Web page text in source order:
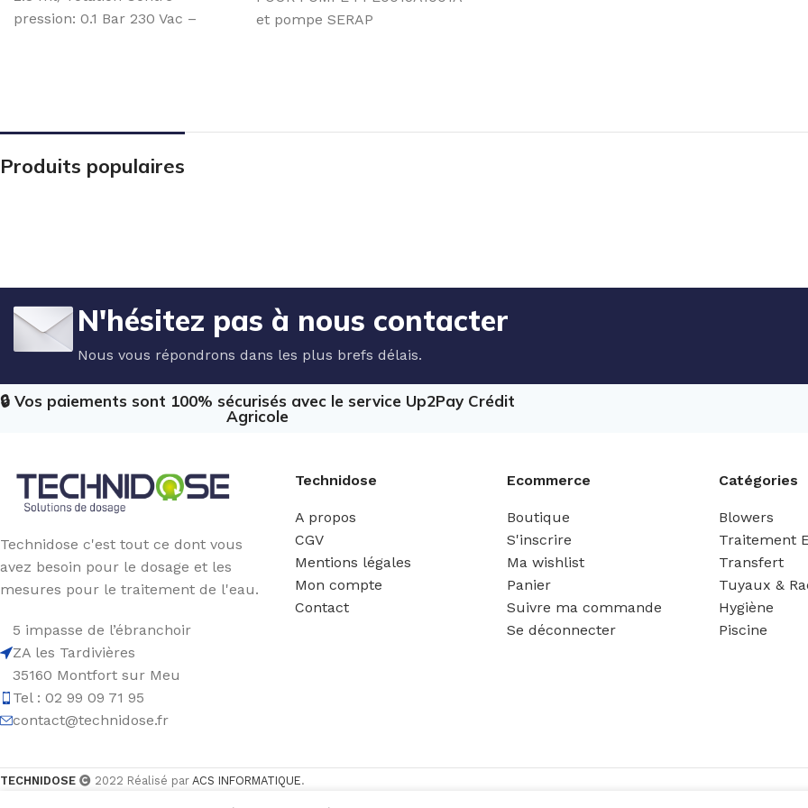
pression: 0.1 Bar 230 Vac –
et pompe SERAP
Produits populaires
N'hésitez pas à nous contacter
Nous vous répondrons dans les plus brefs délais.
🔒 Vos paiements sont 100% sécurisés avec le service Up2Pay Crédit
Agricole
Technidose c'est tout ce dont vous
avez besoin pour le dosage et les
mesures pour le traitement de l'eau.
5 impasse de l’ébranchoir
ZA les Tardivières
35160 Montfort sur Meu
Tel : 02 99 09 71 95
contact@technidose.fr
Technidose
A propos
CGV
Mentions légales
Mon compte
Contact
Ecommerce
Boutique
S'inscrire
Ma wishlist
Panier
Suivre ma commande
Se déconnecter
Catégories
Blowers
Traitement
Transfert
Tuyaux &
Hygiène
Piscine
TECHNIDOSE 2022 Réalisé par ACS INFORMATIQUE.